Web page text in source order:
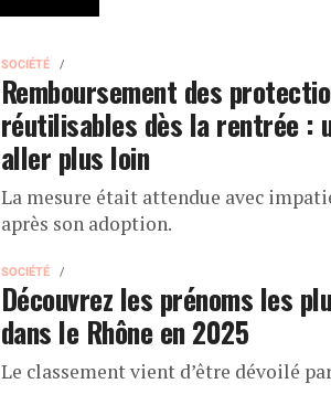
SOCIÉTÉ
Remboursement des
réutilisables dès la rentrée :
aller plus loin
La mesure était attendue avec
après son adoption.
SOCIÉTÉ
Découvrez les prénoms les
dans le Rhône en 2025
Le classement vient d’être dévoilé